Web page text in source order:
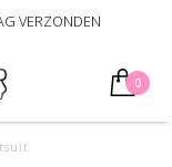
VERZONDEN
0